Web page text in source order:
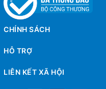
CHÍNH SÁCH
HỖ TRỢ
LIÊN KẾT XÃ HỘI